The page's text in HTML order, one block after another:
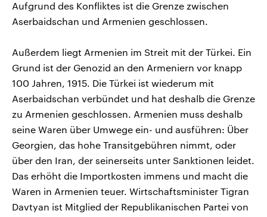
Aufgrund des Konfliktes ist die Grenze zwischen
Aserbaidschan und Armenien geschlossen.
Außerdem liegt Armenien im Streit mit der Türkei. Ein
Grund ist der Genozid an den Armeniern vor knapp
100 Jahren, 1915. Die Türkei ist wiederum mit
Aserbaidschan verbündet und hat deshalb die Grenze
zu Armenien geschlossen. Armenien muss deshalb
seine Waren über Umwege ein- und ausführen: Über
Georgien, das hohe Transitgebühren nimmt, oder
über den Iran, der seinerseits unter Sanktionen leidet.
Das erhöht die Importkosten immens und macht die
Waren in Armenien teuer. Wirtschaftsminister Tigran
Davtyan ist Mitglied der Republikanischen Partei von